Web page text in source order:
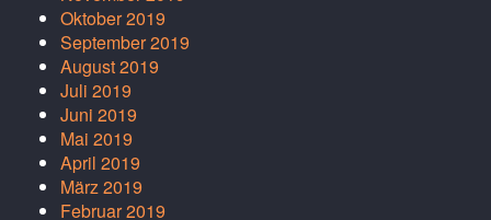
Oktober 2019
September 2019
August 2019
Juli 2019
Juni 2019
Mai 2019
April 2019
März 2019
Februar 2019